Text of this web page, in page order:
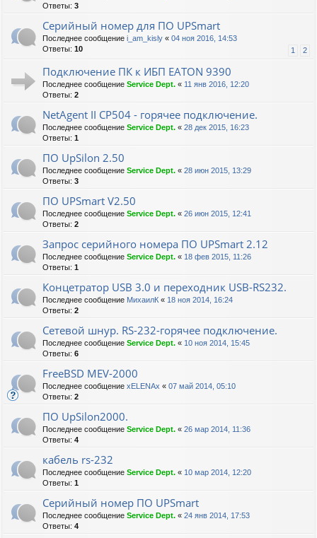
Ответы: 3
Серийный номер для ПО UPSmart
Последнее сообщение i_am_kisly « 04 ноя 2016, 14:53
Ответы: 10 1 2
Подключение ПК к ИБП EATON 9390
Последнее сообщение Service Dept. « 11 янв 2016, 12:20
Ответы: 2
NetAgent II CP504 - горячее подключение.
Последнее сообщение Service Dept. « 28 дек 2015, 16:23
Ответы: 1
ПО UpSilon 2.50
Последнее сообщение Service Dept. « 28 июн 2015, 13:29
Ответы: 3
ПО UPSmart V2.50
Последнее сообщение Service Dept. « 26 июн 2015, 12:41
Ответы: 2
Запрос серийного номера ПО UPSmart 2.12
Последнее сообщение Service Dept. « 18 фев 2015, 11:26
Ответы: 1
Концетратор USB 3.0 и переходник USB-RS232.
Последнее сообщение МихаилК « 18 ноя 2014, 16:24
Ответы: 2
Сетевой шнур. RS-232-горячее подключение.
Последнее сообщение Service Dept. « 10 ноя 2014, 15:45
Ответы: 6
FreeBSD MEV-2000
Последнее сообщение xELENAx « 07 май 2014, 05:10
Ответы: 2
ПО UpSilon2000.
Последнее сообщение Service Dept. « 26 мар 2014, 11:36
Ответы: 4
кабель rs-232
Последнее сообщение Service Dept. « 10 мар 2014, 12:20
Ответы: 1
Серийный номер ПО UPSmart
Последнее сообщение Service Dept. « 24 янв 2014, 17:53
Ответы: 4